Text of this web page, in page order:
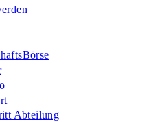
Abteilung